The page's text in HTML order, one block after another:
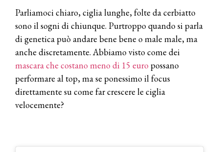
Parliamoci chiaro, ciglia lunghe, folte da cerbiatto
sono il sogni di chiunque. Purtroppo quando si parla
di genetica può andare bene bene o male male, ma
anche discretamente. Abbiamo visto come dei
mascara che costano meno di 15 euro possano
performare al top, ma se ponessimo il focus
direttamente su come far crescere le ciglia
velocemente?